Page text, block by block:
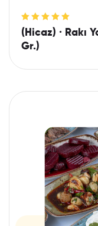
5 üzerinden
5.00 oy aldı
(Hicaz) · Rakı
Gr.)